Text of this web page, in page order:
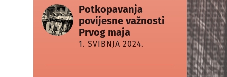
Potkopavanja
povijesne važnosti
Prvog maja
1. SVIBNJA 2024.